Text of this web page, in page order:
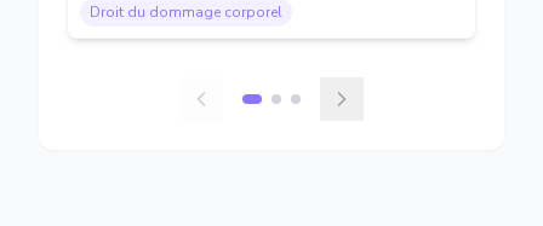
Droit du dommage corporel